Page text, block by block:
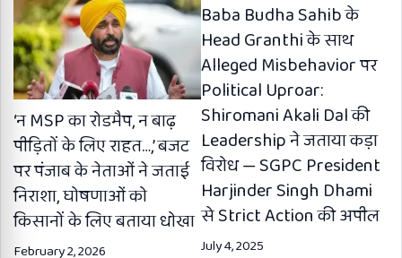
‘न MSP का रोडमैप, न बाढ़
पीड़ितों के लिए राहत…,’ बजट
पर पंजाब के नेताओं ने जताई
निराशा, घोषणाओं को
किसानों के लिए बताया धोखा
February 2, 2026
Baba Budha Sahib के
Head Granthi के साथ
Alleged Misbehavior पर
Political Uproar:
Shiromani Akali Dal की
Leadership ने जताया कड़ा
विरोध — SGPC President
Harjinder Singh Dhami
से Strict Action की अपील
July 4, 2025